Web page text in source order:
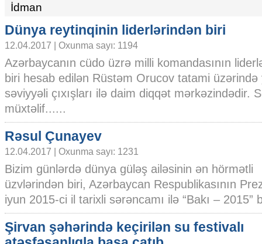
İdman
Dünya reytinqinin liderlərindən biri
12.04.2017 | Oxunma sayı: 1194
Azərbaycanın cüdo üzrə milli komandasının
biri hesab edilən Rüstəm Orucov tatami üzərində
səviyyəli çıxışları ilə daim diqqət mərkəzindədir.
müxtəlif......
Rəsul Çunayev
12.04.2017 | Oxunma sayı: 1231
Bizim günlərdə dünya güləş ailəsinin ən hörmətli
üzvlərindən biri, Azərbaycan Respublikasının
iyun 2015-ci il tarixli sərəncamı ilə “Bakı – 2015”
Şirvan şəhərində keçirilən su festivalı